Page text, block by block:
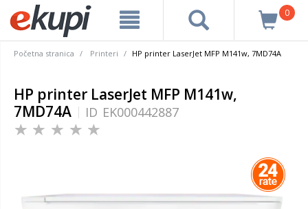
0
Početna stranica Printeri HP printer LaserJet MFP M141w, 7MD74A
HP printer LaserJet MFP M141w,
7MD74A
ID EK000442887